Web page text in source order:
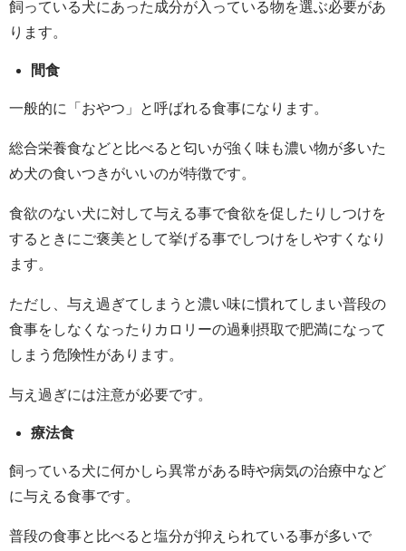
飼っている犬にあった成分が入っている物を選ぶ必要があ
ります。
間食
一般的に「おやつ」と呼ばれる食事になります。
総合栄養食などと比べると匂いが強く味も濃い物が多いた
め犬の食いつきがいいのが特徴です。
食欲のない犬に対して与える事で食欲を促したりしつけを
するときにご褒美として挙げる事でしつけをしやすくなり
ます。
ただし、与え過ぎてしまうと濃い味に慣れてしまい普段の
食事をしなくなったりカロリーの過剰摂取で肥満になって
しまう危険性があります。
与え過ぎには注意が必要です。
療法食
飼っている犬に何かしら異常がある時や病気の治療中など
に与える食事です。
普段の食事と比べると塩分が抑えられている事が多いで